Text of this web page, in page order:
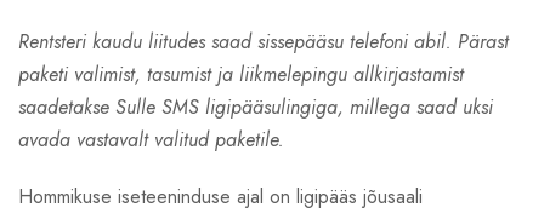
Rentsteri kaudu liitudes saad sissepääsu telefoni abil. Pärast
paketi valimist, tasumist ja liikmelepingu allkirjastamist
saadetakse Sulle SMS ligipääsulingiga, millega saad uksi
avada vastavalt valitud paketile.
Hommikuse iseteeninduse ajal on ligipääs jõusaali